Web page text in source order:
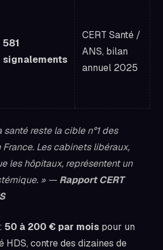
581
signalements
CERT Santé /
ANS, bilan
annuel 2025
reste la cible n°1 des
Les cabinets libéraux,
les hôpitaux, représentent un
» — Rapport CERT
50 à 200 € par mois pour un
HDS, contre des dizaines de